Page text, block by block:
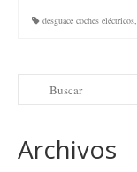
desguace coches eléctricos,
Archivos